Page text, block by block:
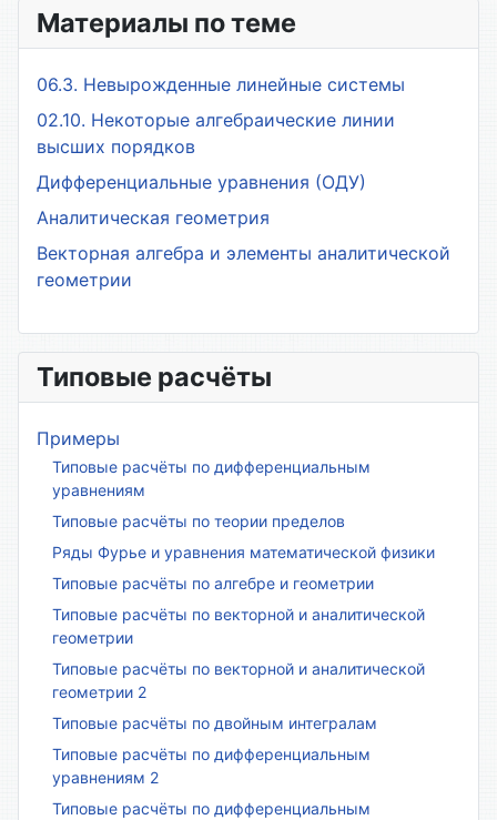
Материалы по теме
06.3. Невырожденные линейные системы
02.10. Некоторые алгебраические линии
высших порядков
Дифференциальные уравнения (ОДУ)
Аналитическая геометрия
Векторная алгебра и элементы аналитической
геометрии
Типовые расчёты
Примеры
Типовые расчёты по дифференциальным
уравнениям
Типовые расчёты по теории пределов
Ряды Фурье и уравнения математической физики
Типовые расчёты по алгебре и геометрии
Типовые расчёты по векторной и аналитической
геометрии
Типовые расчёты по векторной и аналитической
геометрии 2
Типовые расчёты по двойным интегралам
Типовые расчёты по дифференциальным
уравнениям 2
Типовые расчёты по дифференциальным